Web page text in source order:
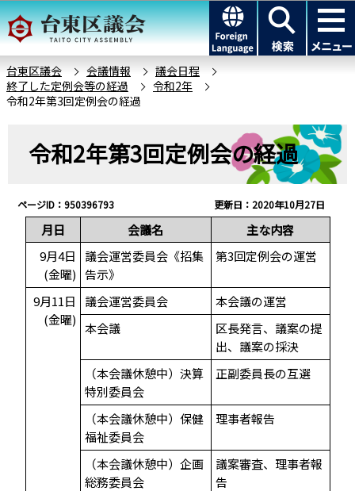
こ
の
ー
ジ
の
このページの本文へ移動
台東区議会 会議情報
議会日程
終了した定例会等の経過
令和2年
令和2年第3回定例会の経過
令和2年第3回定例会の経過
ページID：950396793 更新日：2020年10月27日
月日 会議名
主な内容
9月4日
(金曜)
議会運営委員会《招集
告示》
第3回定例会の運営
9月11日
(金曜)
議会運営委員会
本会議の運営
本会議
区長発言、議案の提
出、議案の採決
（本会議休憩中）決算
特別委員会
正副委員長の互選
（本会議休憩中）保健
福祉委員会
理事者報告
（本会議休憩中）企画
総務委員会
議案審査、理事者報
告